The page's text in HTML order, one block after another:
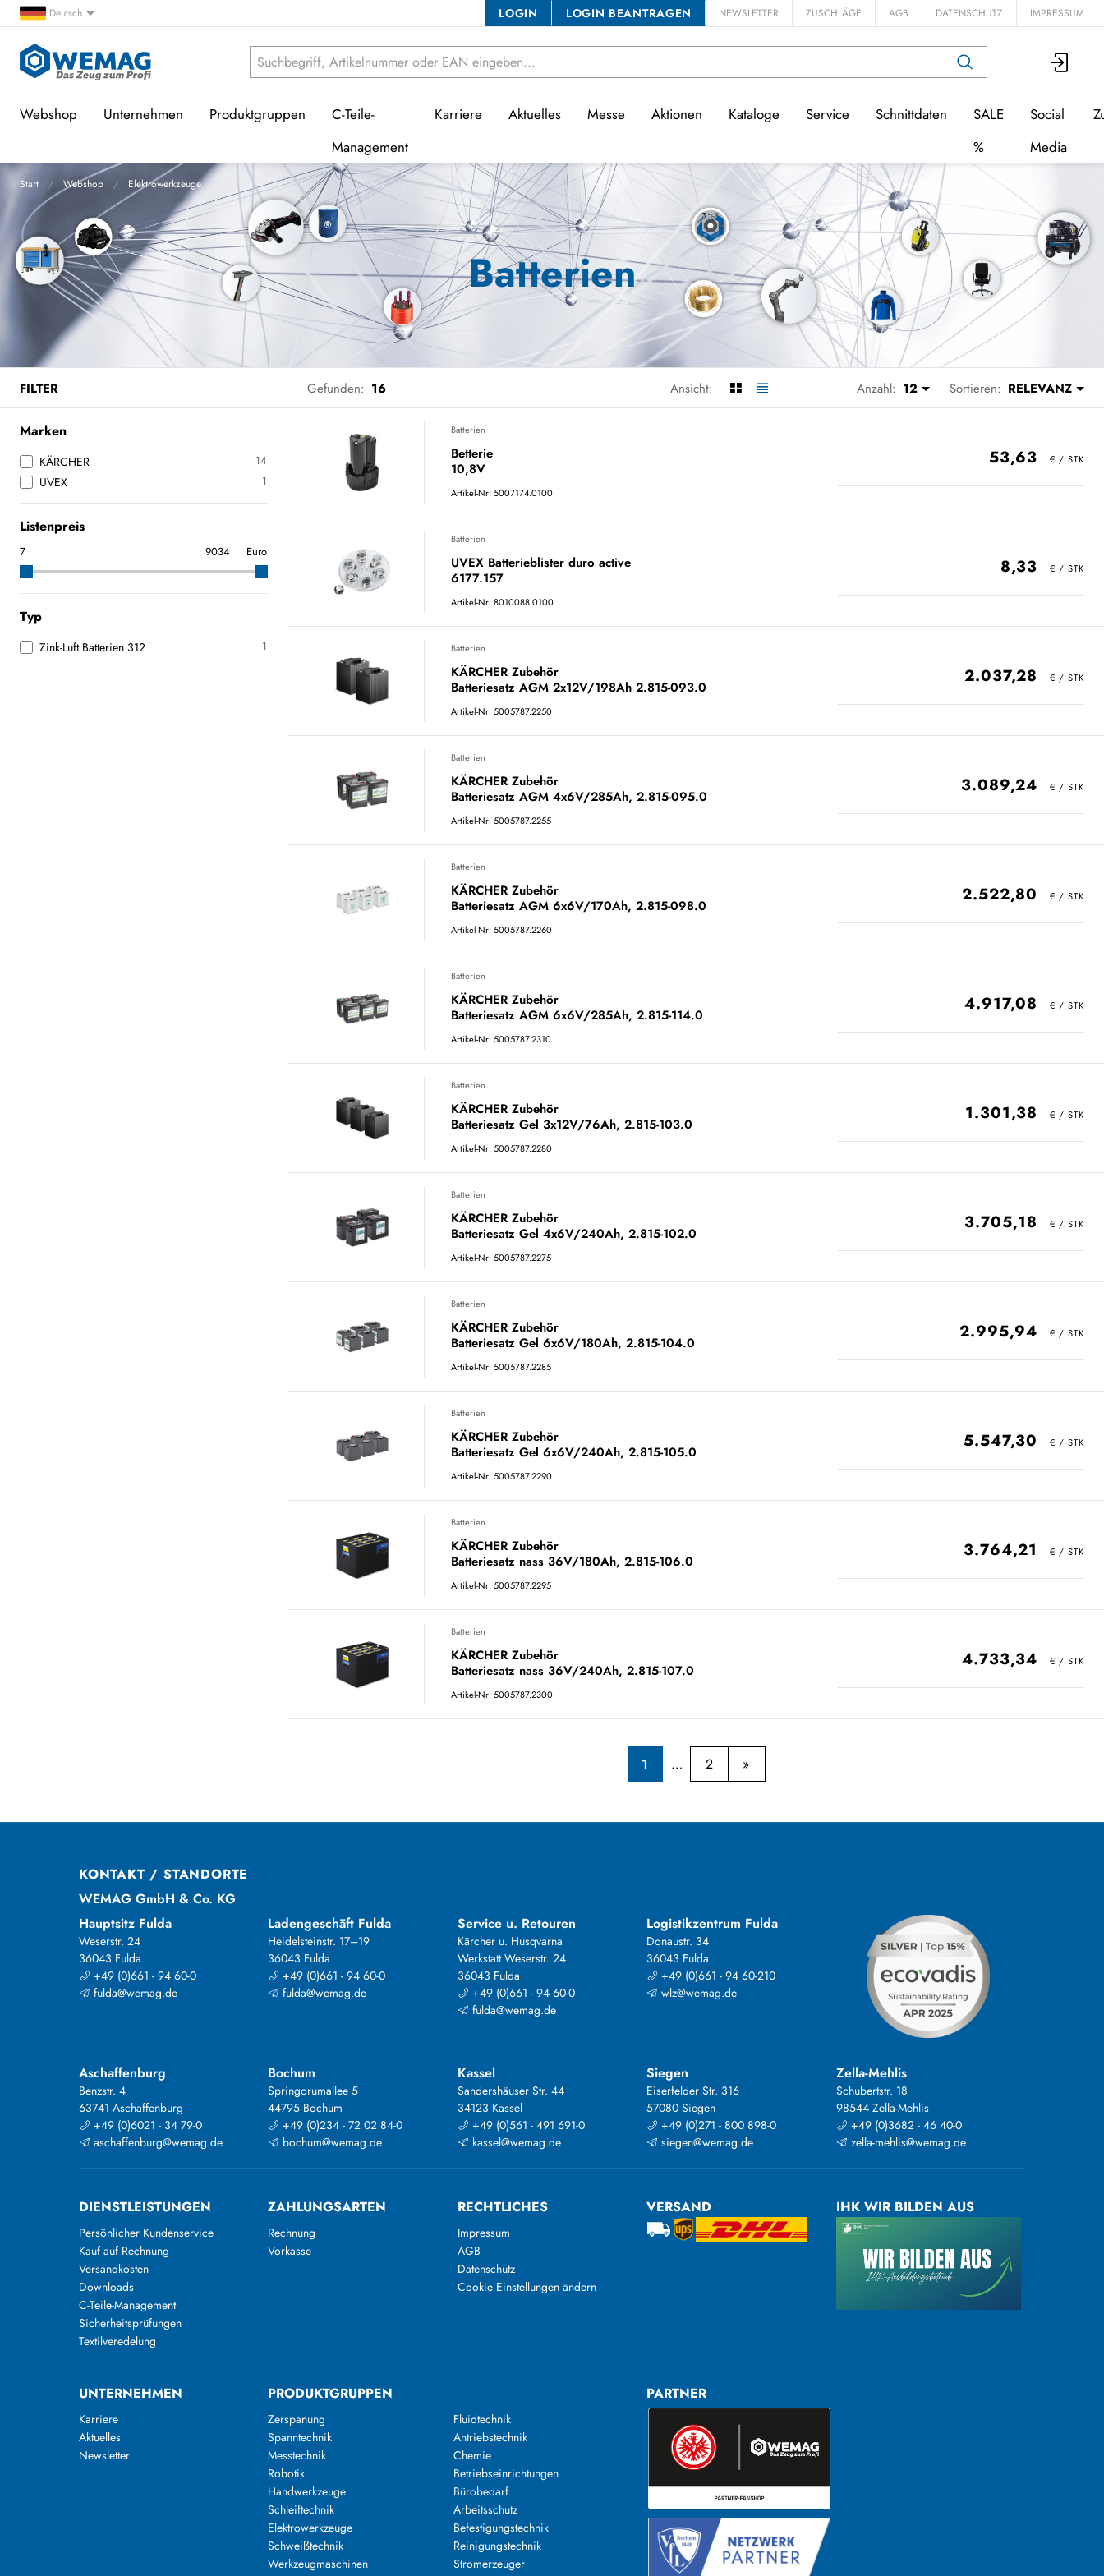
Deutsch LOGIN LOGIN BEANTRAGEN NEWSLETTER ZUSCHLÄGE AGB DATENSCHUTZ IMPRESSUM
Webshop Unternehmen Produktgruppen
C-Teile-
Management
Karriere Aktuelles Messe Aktionen Kataloge Service Schnittdaten
SALE
%
Social
Media
Start Webshop Elektrowerkzeuge
Batterien
FILTER Gefunden: 16 Ansicht: Anzahl: 12 Sortieren: RELEVANZ
Marken
KÄRCHER 14
UVEX 1
Listenpreis
Euro
Typ
Zink-Luft Batterien 312 1
Batterien
Betterie
10,8V
Artikel-Nr: 5007174.0100
53,63
Batterien
UVEX Batterieblister duro active
6177.157
Artikel-Nr: 8010088.0100
8,33
Batterien
KÄRCHER Zubehör
Batteriesatz AGM 2x12V/198Ah 2.815-093.0
Artikel-Nr: 5005787.2250
2.037,28
Batterien
KÄRCHER Zubehör
Batteriesatz AGM 4x6V/285Ah, 2.815-095.0
Artikel-Nr: 5005787.2255
3.089,24
Batterien
KÄRCHER Zubehör
Batteriesatz AGM 6x6V/170Ah, 2.815-098.0
Artikel-Nr: 5005787.2260
2.522,80
Batterien
KÄRCHER Zubehör
Batteriesatz AGM 6x6V/285Ah, 2.815-114.0
Artikel-Nr: 5005787.2310
4.917,08
Batterien
KÄRCHER Zubehör
Batteriesatz Gel 3x12V/76Ah, 2.815-103.0
Artikel-Nr: 5005787.2280
1.301,38
Batterien
KÄRCHER Zubehör
Batteriesatz Gel 4x6V/240Ah, 2.815-102.0
Artikel-Nr: 5005787.2275
3.705,18
Batterien
KÄRCHER Zubehör
Batteriesatz Gel 6x6V/180Ah, 2.815-104.0
Artikel-Nr: 5005787.2285
2.995,94
Batterien
KÄRCHER Zubehör
Batteriesatz Gel 6x6V/240Ah, 2.815-105.0
Artikel-Nr: 5005787.2290
5.547,30
Batterien
KÄRCHER Zubehör
Batteriesatz nass 36V/180Ah, 2.815-106.0
Artikel-Nr: 5005787.2295
3.764,21
Batterien
KÄRCHER Zubehör
Batteriesatz nass 36V/240Ah, 2.815-107.0
Artikel-Nr: 5005787.2300
4.733,34
1 2
KONTAKT / STANDORTE
WEMAG GmbH & Co. KG
Hauptsitz Fulda
Weserstr. 24
36043 Fulda
+49 (0)661 - 94 60-0
fulda@wemag.de
Ladengeschäft Fulda
Heidelsteinstr. 17–19
36043 Fulda
+49 (0)661 - 94 60-0
fulda@wemag.de
Service u. Retouren
Kärcher u. Husqvarna
Werkstatt Weserstr. 24
36043 Fulda
+49 (0)661 - 94 60-0
fulda@wemag.de
Logistikzentrum Fulda
Donaustr. 34
36043 Fulda
+49 (0)661 - 94 60-210
wlz@wemag.de
Aschaffenburg
Benzstr. 4
63741 Aschaffenburg
+49 (0)6021 - 34 79-0
aschaffenburg@wemag.de
Bochum
Springorumallee 5
44795 Bochum
+49 (0)234 - 72 02 84-0
bochum@wemag.de
Kassel
Sandershäuser Str. 44
34123 Kassel
+49 (0)561 - 491 691-0
kassel@wemag.de
Siegen
Eiserfelder Str. 316
57080 Siegen
+49 (0)271 - 800 898-0
siegen@wemag.de
Zella-Mehlis
Schubertstr. 18
98544 Zella-Mehlis
+49 (0)3682 - 46 40-0
zella-mehlis@wemag.de
DIENSTLEISTUNGEN
Persönlicher Kundenservice
Kauf auf Rechnung
Versandkosten
Downloads
C-Teile-Management
Sicherheitsprüfungen
Textilveredelung
ZAHLUNGSARTEN
Rechnung
Vorkasse
RECHTLICHES
Impressum
AGB
Datenschutz
Cookie Einstellungen ändern
VERSAND IHK WIR BILDEN AUS
UNTERNEHMEN
Karriere
Aktuelles
Newsletter
PRODUKTGRUPPEN
Zerspanung
Spanntechnik
Messtechnik
Robotik
Handwerkzeuge
Schleiftechnik
Elektrowerkzeuge
Schweißtechnik
Werkzeugmaschinen
Fluidtechnik
Antriebstechnik
Chemie
Betriebseinrichtungen
Bürobedarf
Arbeitsschutz
Befestigungstechnik
Reinigungstechnik
Stromerzeuger
PARTNER